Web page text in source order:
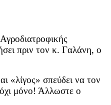
πριν τον κ. Γαλάνη, ο
«λίγος» σπεύδει να τον
μόνο! Άλλωστε ο